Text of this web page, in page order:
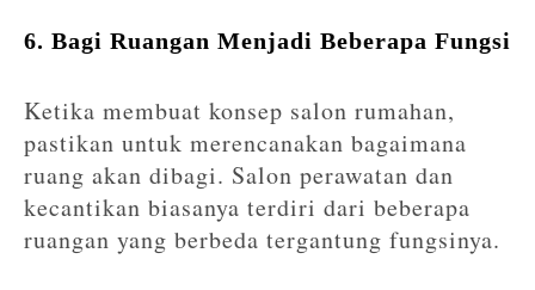
6. Bagi Ruangan Menjadi Beberapa Fungsi
Ketika membuat konsep salon rumahan,
pastikan untuk merencanakan bagaimana
ruang akan dibagi. Salon perawatan dan
kecantikan biasanya terdiri dari beberapa
ruangan yang berbeda tergantung fungsinya.